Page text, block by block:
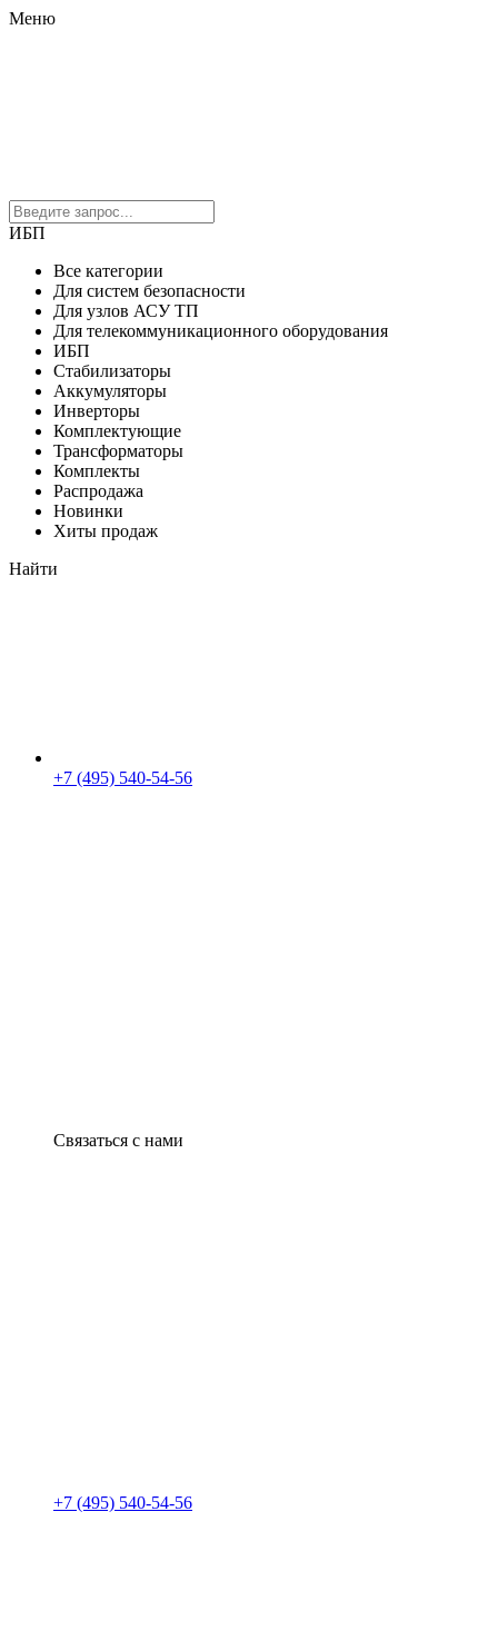
Меню
ИБП
Все категории
Для систем безопасности
Для узлов АСУ ТП
Для телекоммуникационного оборудования
ИБП
Стабилизаторы
Аккумуляторы
Инверторы
Комплектующие
Трансформаторы
Комплекты
Распродажа
Новинки
Хиты продаж
Найти
+7 (495) 540-54-56
Связаться с нами
+7 (495) 540-54-56